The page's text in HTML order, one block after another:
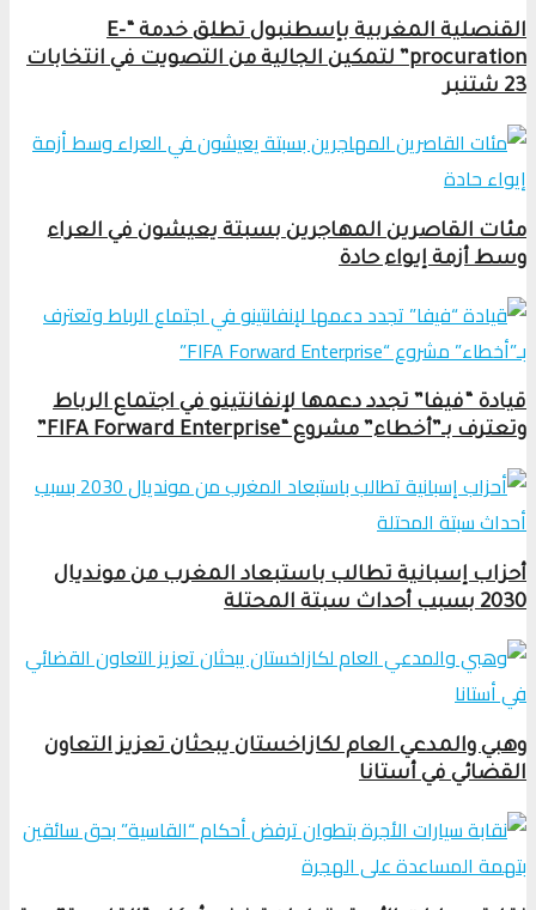
القنصلية المغربية بإسطنبول تطلق خدمة “E-
procuration” لتمكين الجالية من التصويت في انتخابات
23 شتنبر
مئات القاصرين المهاجرين بسبتة يعيشون في العراء
وسط أزمة إيواء حادة
قيادة “فيفا” تجدد دعمها لإنفانتينو في اجتماع الرباط
وتعترف بـ”أخطاء” مشروع “FIFA Forward Enterprise”
أحزاب إسبانية تطالب باستبعاد المغرب من مونديال
2030 بسبب أحداث سبتة المحتلة
وهبي والمدعي العام لكازاخستان يبحثان تعزيز التعاون
القضائي في أستانا